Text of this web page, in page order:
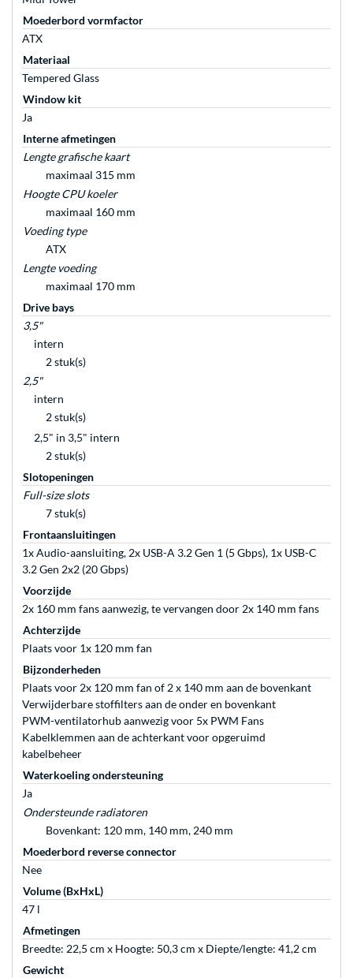
Moederbord vormfactor
ATX
Materiaal
Tempered Glass
Window kit
Ja
Interne afmetingen
Lengte grafische kaart
maximaal 315 mm
Hoogte CPU koeler
maximaal 160 mm
Voeding type
ATX
Lengte voeding
maximaal 170 mm
Drive bays
3,5"
intern
2 stuk(s)
2,5"
intern
2 stuk(s)
2,5" in 3,5" intern
2 stuk(s)
Slotopeningen
Full-size slots
7 stuk(s)
Frontaansluitingen
1x Audio-aansluiting, 2x USB-A 3.2 Gen 1 (5 Gbps), 1x USB-C
3.2 Gen 2x2 (20 Gbps)
Voorzijde
2x 160 mm fans aanwezig, te vervangen door 2x 140 mm fans
Achterzijde
Plaats voor 1x 120 mm fan
Bijzonderheden
Plaats voor 2x 120 mm fan of 2 x 140 mm aan de bovenkant
Verwijderbare stoffilters aan de onder en bovenkant
PWM-ventilatorhub aanwezig voor 5x PWM Fans
Kabelklemmen aan de achterkant voor opgeruimd
kabelbeheer
Waterkoeling ondersteuning
Ja
Ondersteunde radiatoren
Bovenkant: 120 mm, 140 mm, 240 mm
Moederbord reverse connector
Nee
Volume (BxHxL)
47 l
Afmetingen
Breedte: 22,5 cm x Hoogte: 50,3 cm x Diepte/lengte: 41,2 cm
Gewicht